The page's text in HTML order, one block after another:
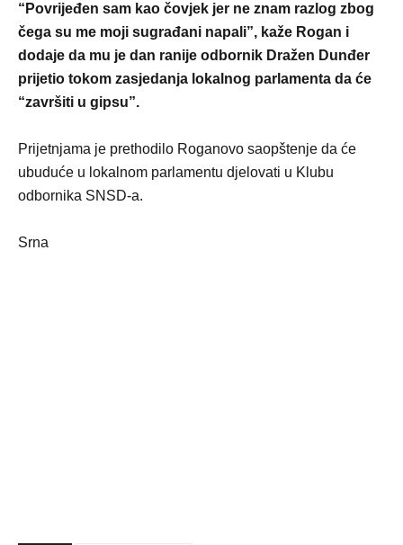
“Povrijeđen sam kao čovjek jer ne znam razlog zbog
čega su me moji sugrađani napali”, kaže Rogan i
dodaje da mu je dan ranije odbornik Dražen Dunđer
prijetio tokom zasjedanja lokalnog parlamenta da će
“završiti u gipsu”.
Prijetnjama je prethodilo Roganovo saopštenje da će
ubuduće u lokalnom parlamentu djelovati u Klubu
odbornika SNSD-a.
Srna